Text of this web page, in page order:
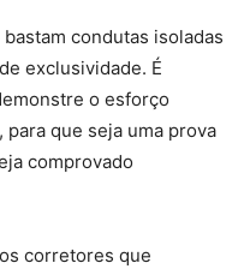
condutas isoladas
exclusividade. É
o esforço
que seja uma prova
comprovado
corretores que